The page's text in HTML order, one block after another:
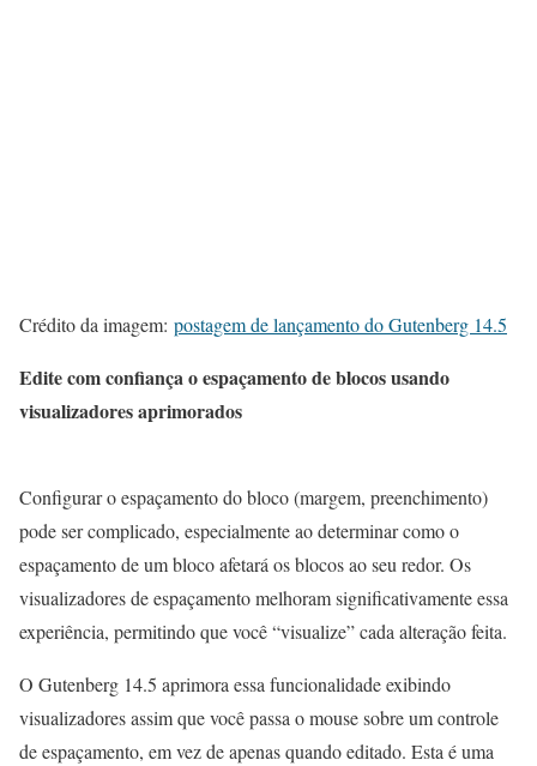
Crédito da imagem: postagem de lançamento do Gutenberg 14.5
Edite com confiança o espaçamento de blocos usando
visualizadores aprimorados
Configurar o espaçamento do bloco (margem, preenchimento)
pode ser complicado, especialmente ao determinar como o
espaçamento de um bloco afetará os blocos ao seu redor. Os
visualizadores de espaçamento melhoram significativamente essa
experiência, permitindo que você “visualize” cada alteração feita.
O Gutenberg 14.5 aprimora essa funcionalidade exibindo
visualizadores assim que você passa o mouse sobre um controle
de espaçamento, em vez de apenas quando editado. Esta é uma